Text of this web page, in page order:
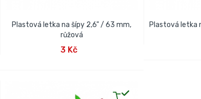
Plastová letka na šípy 2,6" / 63 mm,
růžová
3 Kč
Plastová letka